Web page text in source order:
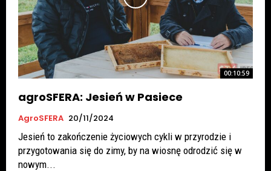
00:10:59
agroSFERA: Jesień w Pasiece
AgroSFERA 20/11/2024
Jesień to zakończenie życiowych cykli w przyrodzie i
przygotowania się do zimy, by na wiosnę odrodzić się w
nowym...